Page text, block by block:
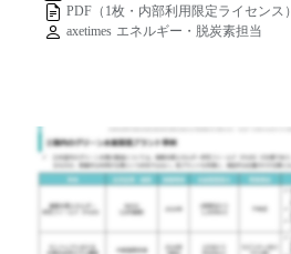
PDF（1枚・内部利用限定ライセンス）
axetimes エネルギー・脱炭素担当